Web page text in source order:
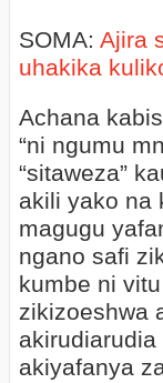
SOMA: Ajira
uhakika
Achana
“ni ngumu
“sitaweza”
akili yako na
magugu
ngano safi
kumbe ni
zikizoeshwa
akiyafanya